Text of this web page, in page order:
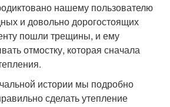
нашему пользователю
и довольно дорогостоящих
пошли трещины, и ему
отмостку, которая сначала
истории мы подробно
сделать утепление